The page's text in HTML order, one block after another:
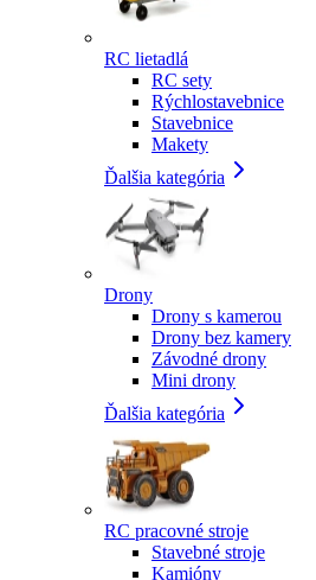
RC lietadlá
RC sety
Rýchlostavebnice
Stavebnice
Makety
Ďalšia kategória
Drony
Drony s kamerou
Drony bez kamery
Závodné drony
Mini drony
Ďalšia kategória
RC pracovné stroje
Stavebné stroje
Kamióny